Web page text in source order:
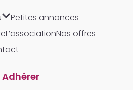
Petites annonces
L’associationNos offres
Adhérer